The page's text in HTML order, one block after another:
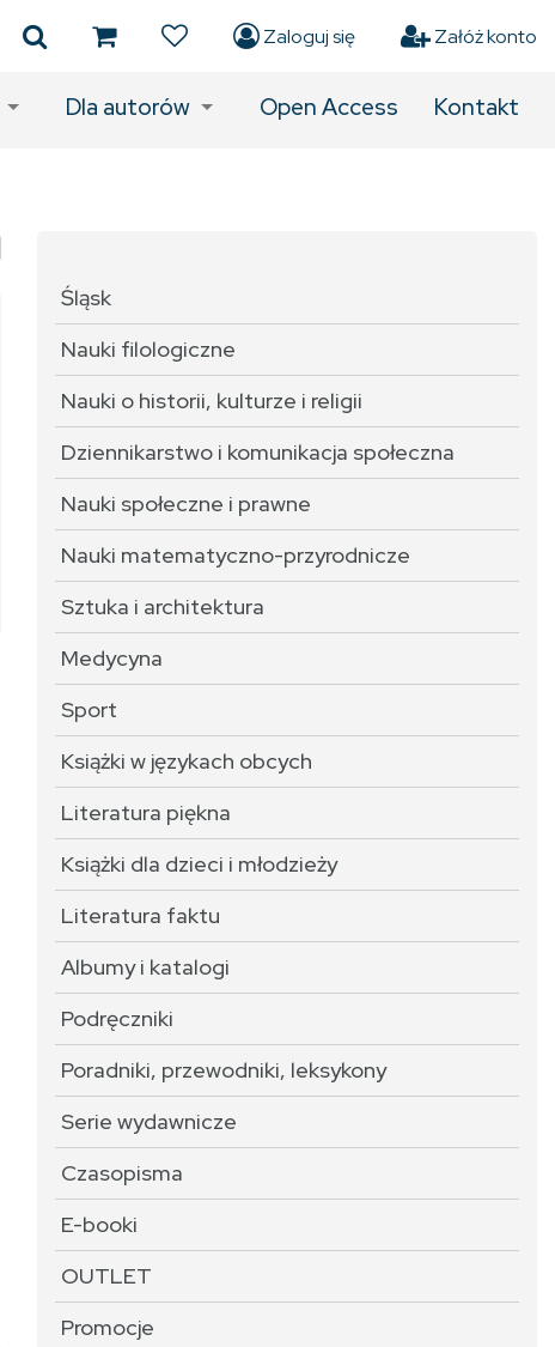
Zaloguj się Załóż konto
Dla autorów Open Access Kontakt
Śląsk
Nauki filologiczne
Nauki o historii, kulturze i religii
Dziennikarstwo i komunikacja społeczna
Nauki społeczne i prawne
Nauki matematyczno-przyrodnicze
Sztuka i architektura
Medycyna
Sport
Książki w językach obcych
Literatura piękna
Książki dla dzieci i młodzieży
Literatura faktu
Albumy i katalogi
Podręczniki
Poradniki, przewodniki, leksykony
Serie wydawnicze
Czasopisma
E-booki
OUTLET
Promocje